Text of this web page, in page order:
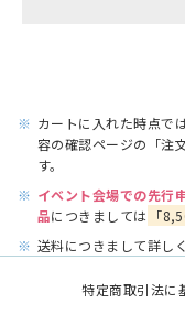
※ カートに入れた時点で
容の確認ページの「注
す。
※ イベント会場での先行
品につきましては 「
※ 送料につきまして詳し
特定商取引法に